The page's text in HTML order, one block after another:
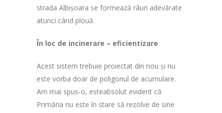
strada Albișoara se formează râuri adevărate
atunci când plouă.
În loc de incinerare – eficientizare
Acest sistem trebuie proiectat din nou și nu
este vorba doar de poligonul de acumulare.
Am mai spus-o, esteabsolut evident că
Primăria nu este în stare să rezolve de sine